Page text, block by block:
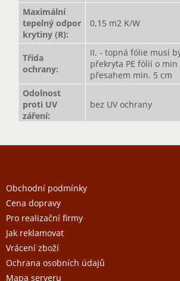
Maximální
tepelný odpor
krytiny (R):
0,15 m2 K/W
Třída
ochrany:
II. - topná fólie musí
překryta PE fólií o
přesahem min. 5 cm
Odolnost
proti UV
záření:
bez UV ochrany
Z
aObchodní podmínky
Cena dopravy
Pro realizační firmy
Jak reklamovat
Vrácení zboží
Ochrana osobních údajů
Mapa serveru